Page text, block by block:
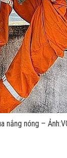
nắng nóng –